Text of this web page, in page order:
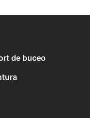
de buceo